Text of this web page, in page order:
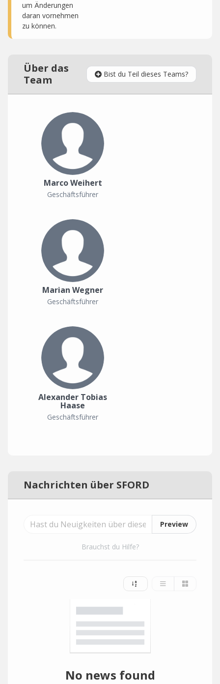
um Änderungen
daran vornehmen
zu können.
Über das
Team
Bist du Teil dieses Teams?
Marco Weihert
Geschäftsführer
Marian Wegner
Geschäftsführer
Alexander Tobias
Haase
Geschäftsführer
Nachrichten über SFORD
Preview
Brauchst du Hilfe?
No news found